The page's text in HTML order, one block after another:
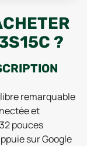
?
remarquable
et
pouces
sur Google